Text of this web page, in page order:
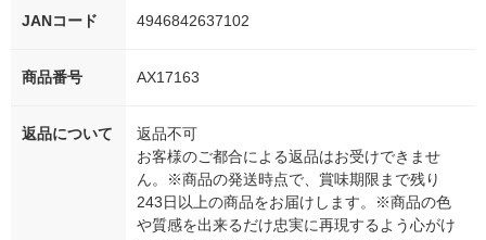
JANコード 4946842637102
商品番号 AX17163
返品について
返品不可
お客様のご都合による返品はお受けできませ
ん。※商品の発送時点で、賞味期限まで残り
243日以上の商品をお届けします。※商品の色
や質感を出来るだけ忠実に再現するよう心がけ